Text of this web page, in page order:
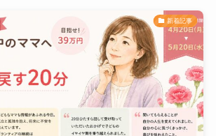
新着記事